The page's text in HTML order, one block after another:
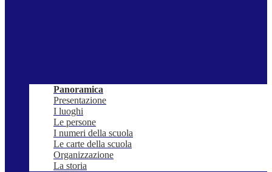
Panoramica
Presentazione
I luoghi
Le persone
I numeri della scuola
Le carte della scuola
Organizzazione
La storia